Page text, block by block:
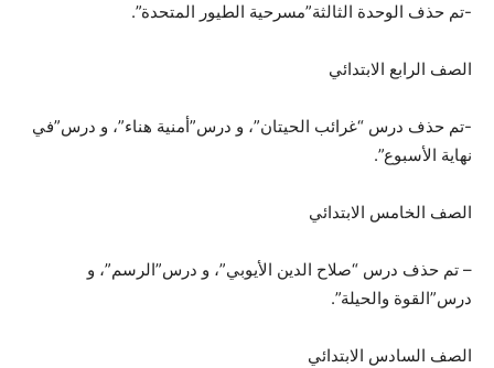
-تم حذف الوحدة الثالثة”مسرحية الطيور المتحدة”.
الصف الرابع الابتدائي
-تم حذف درس “غرائب الحيتان”، و درس”أمنية هناء”، و درس”في
نهاية الأسبوع”.
الصف الخامس الابتدائي
– تم حذف درس “صلاح الدين الأيوبي”، و درس”الرسم”، و
درس”القوة والحيلة”.
الصف السادس الابتدائي